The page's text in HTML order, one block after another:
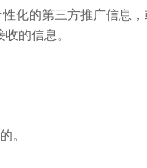
化的第三方推广信息
的信息。
。